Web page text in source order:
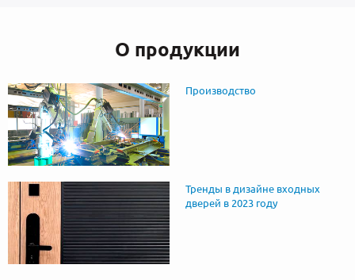
О продукции
Производство
Тренды в дизайне входных
дверей в 2023 году